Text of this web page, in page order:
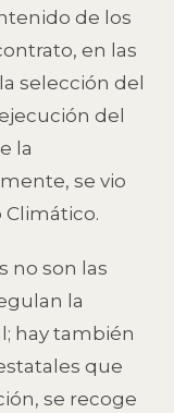
de los
en las
selección del
del
la
se vio
Climático.
no son las
la
hay también
que
se recoge